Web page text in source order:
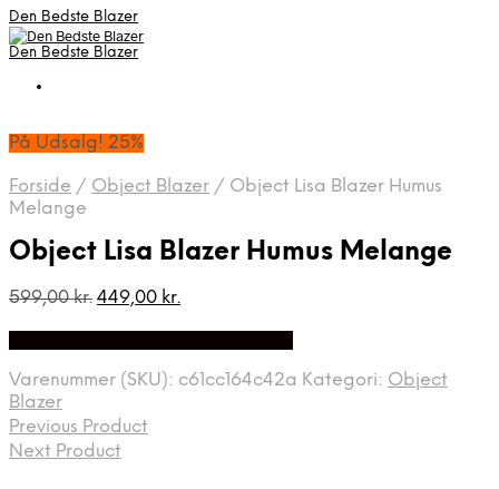
Den Bedste Blazer
Den Bedste Blazer
På Udsalg! 25%
Forside / Object Blazer / Object Lisa Blazer Humus
Melange
Object Lisa Blazer Humus Melange
599,00kr. Den
599,00 kr..
449,00 kr.Den
449,00 kr..
Varenummer (SKU): c61cc164c42a Kategori: Object
Blazer
Previous Product
Next Product